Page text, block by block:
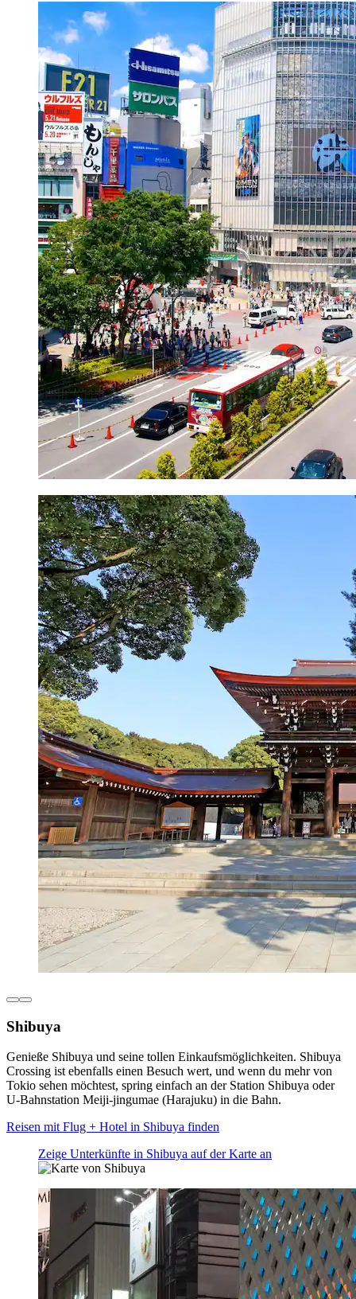
Shibuya
Genieße Shibuya und seine tollen Einkaufsmöglichkeiten. Shibuya
Crossing ist ebenfalls einen Besuch wert, und wenn du mehr von
Tokio sehen möchtest, spring einfach an der Station Shibuya oder
U-Bahnstation Meiji-jingumae (Harajuku) in die Bahn.
Reisen mit Flug + Hotel in Shibuya finden
Zeige Unterkünfte in Shibuya auf der Karte an